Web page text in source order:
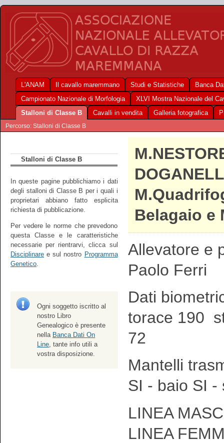
L'ANAM Il cavallo maremmano Studi e Statistiche
Banca
Campionato Nazionale di Morfologia
XLVI Mostra Nazionale del
Stalloni di Classe B
Cavalli in vendita Galleria fotografica
Percorso: Stalloni di Classe B
Stalloni di Classe B
In queste pagine pubblichiamo i dati
degli stalloni di Classe B per i quali i
proprietari abbiano fatto esplicita
richiesta di pubblicazione.
Per vedere le norme che prevedono
questa Classe e le caratteristiche
necessarie per rientrarvi, clicca sul
Disciplinare e sul nostro Programma
Genetico.
Ogni soggetto iscritto al
nostro Libro
Genealogico è presente
nella Banca Dati On
Line , tante info utili a
vostra disposizione.
Belagaio e
Allevatore e
Paolo Ferri
Dati
torace 190
72
Mantelli
SI - baio SI -
LINEA
LINEA